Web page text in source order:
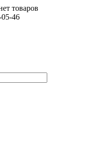
товаров
46